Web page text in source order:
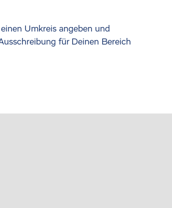
Umkreis angeben und
für Deinen Bereich